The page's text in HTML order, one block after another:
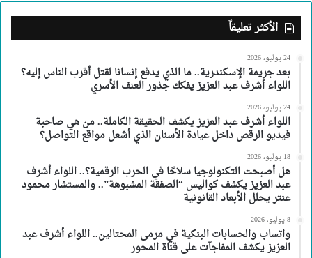
الأكثر تعليقاً
24 يوليو، 2026
بعد جريمة الإسكندرية.. ما الذي يدفع إنسانا لقتل أقرب الناس إليه؟
اللواء أشرف عبد العزيز يفكك جذور العنف الأسري
24 يوليو، 2026
اللواء أشرف عبد العزيز يكشف الحقيقة الكاملة.. من هي صاحبة
فيديو الرقص داخل عيادة الأسنان الذي أشعل مواقع التواصل؟
18 يوليو، 2026
هل أصبحت التكنولوجيا سلاحًا في الحرب الرقمية؟.. اللواء أشرف
عبد العزيز يكشف كواليس “الصفقة المشبوهة”.. والمستشار محمود
عنتر يحلل الأبعاد القانونية
8 يوليو، 2026
واتساب والحسابات البنكية في مرمى المحتالين.. اللواء أشرف عبد
العزيز يكشف المفاجآت على قناة المحور